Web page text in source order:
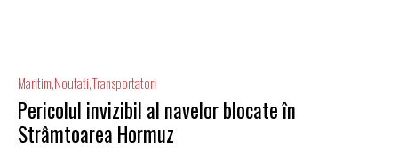
Maritim NoutatiTransportatori
Pericolul invizibil al navelor blocate în
Strâmtoarea Hormuz